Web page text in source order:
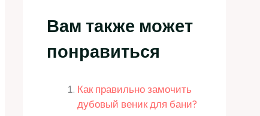
Вам также может
понравиться
Как правильно замочить
дубовый веник для бани?